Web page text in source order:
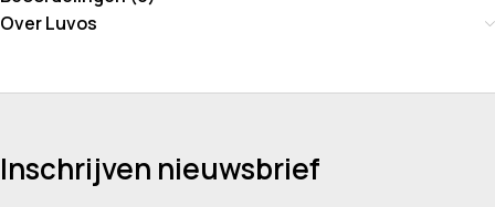
Over Luvos
Inschrijven nieuwsbrief